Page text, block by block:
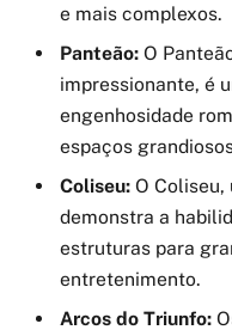
e mais complexos.
Panteão: O
impressionante, é
engenhosidade
espaços
Coliseu: O
demonstra a
estruturas para
entretenimento.
Arcos do Triunfo: